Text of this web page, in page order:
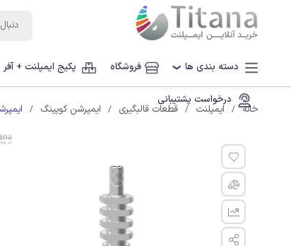
دسته بندی ها ❯ فروشگاه پکیج ایمپلنت + آفر
درخواست پشتیبانی
خانه ایمپلنت قطعات قالبگیری ایمپرشن کوپینگ